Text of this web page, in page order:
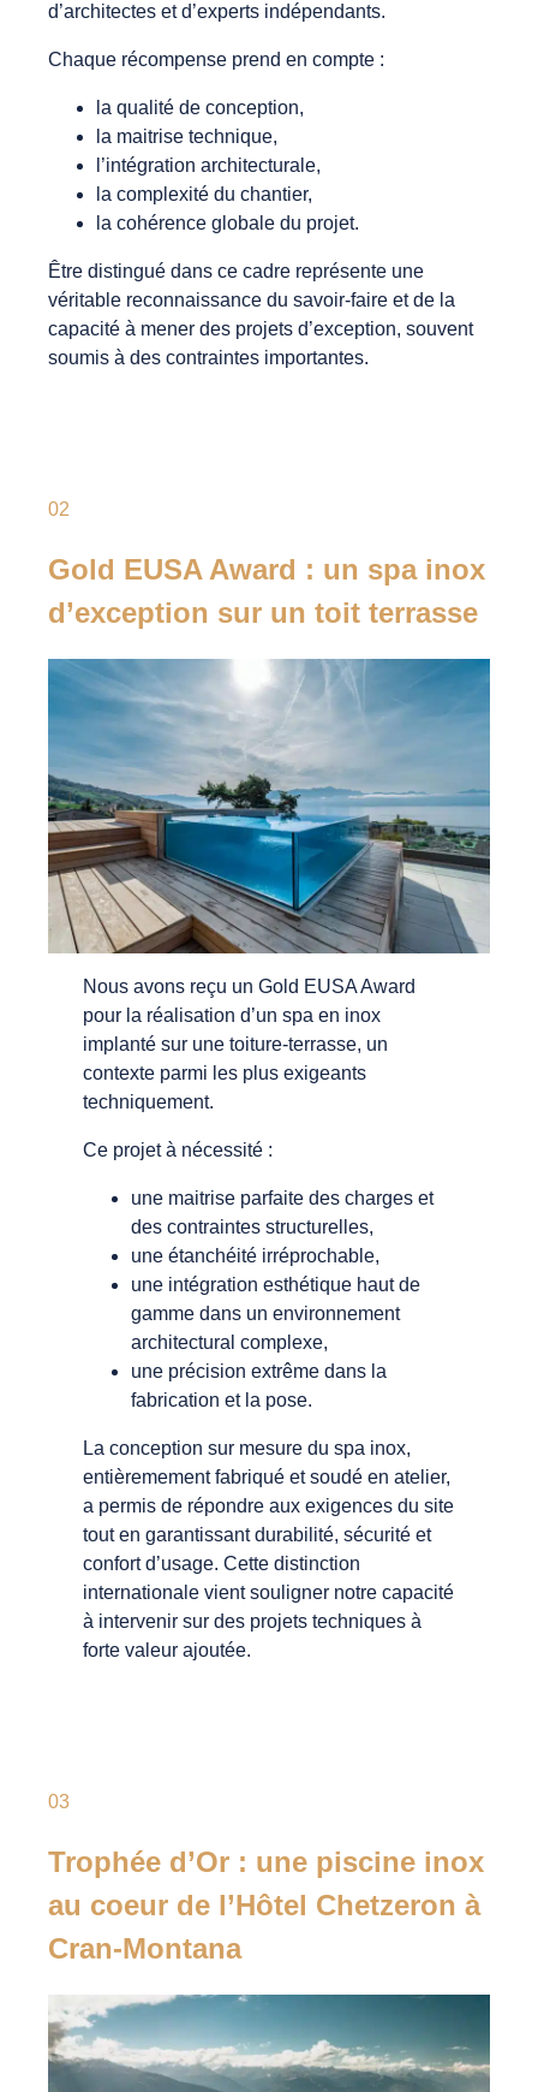
d’architectes et d’experts indépendants.
Chaque récompense prend en compte :
la qualité de conception,
la maitrise technique,
l’intégration architecturale,
la complexité du chantier,
la cohérence globale du projet.
Être distingué dans ce cadre représente une
véritable reconnaissance du savoir-faire et de la
capacité à mener des projets d’exception, souvent
soumis à des contraintes importantes.
02
Gold EUSA Award : un spa inox
d’exception sur un toit terrasse
Nous avons reçu un Gold EUSA Award
pour la réalisation d’un spa en inox
implanté sur une toiture-terrasse, un
contexte parmi les plus exigeants
techniquement.
Ce projet à nécessité :
une maitrise parfaite des charges et
des contraintes structurelles,
une étanchéité irréprochable,
une intégration esthétique haut de
gamme dans un environnement
architectural complexe,
une précision extrême dans la
fabrication et la pose.
La conception sur mesure du spa inox,
entièremement fabriqué et soudé en atelier,
a permis de répondre aux exigences du site
tout en garantissant durabilité, sécurité et
confort d’usage. Cette distinction
internationale vient souligner notre capacité
à intervenir sur des projets techniques à
forte valeur ajoutée.
03
Trophée d’Or : une piscine inox
au coeur de l’Hôtel Chetzeron à
Cran-Montana